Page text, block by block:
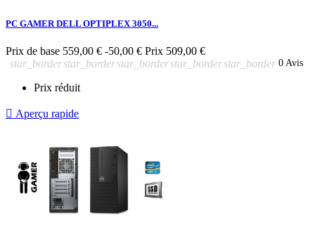
PC GAMER DELL OPTIPLEX 3050...
Prix de base 559,00 € -50,00 € Prix 509,00 €
star_borderstar_borderstar_borderstar_borderstar_border 0 Avis
Prix réduit
 Aperçu rapide